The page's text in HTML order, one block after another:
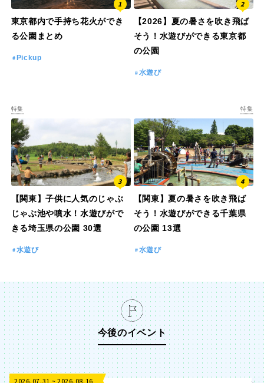
東京都内で手持ち花火ができ
る公園まとめ
Pickup
【2026】夏の暑さを吹き飛ば
そう！水遊びができる東京都
の公園
水遊び
特集
【関東】子供に人気のじゃぶ
じゃぶ池や噴水！水遊びがで
きる埼玉県の公園 30選
水遊び
特集
【関東】夏の暑さを吹き飛ば
そう！水遊びができる千葉県
の公園 13選
水遊び
今後のイベント
2026.07.31 ~ 2026.08.16